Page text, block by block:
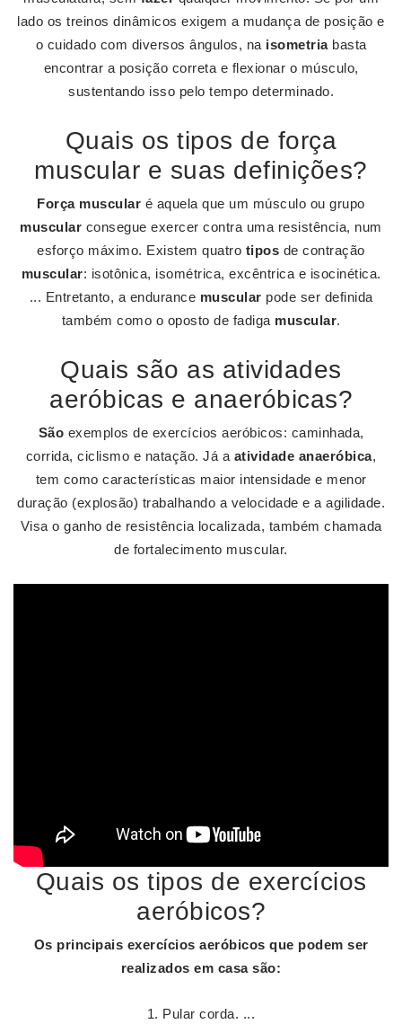
lado os treinos dinâmicos exigem a mudança de posição e
o cuidado com diversos ângulos, na isometriabasta
encontrar a posição correta e flexionar o músculo,
sustentando isso pelo tempo determinado.
Quais os tipos de força
muscular e suas definições?
Força muscular é aquela que um músculo ou grupo
muscular consegue exercer contra uma resistência, num
esforço máximo. Existem quatro tipos de contração
muscular: isotônica, isométrica, excêntrica e isocinética.
... Entretanto, a endurance muscular pode ser definida
também como o oposto de fadiga muscular.
Quais são as atividades
aeróbicas e anaeróbicas?
São exemplos de exercícios aeróbicos: caminhada,
corrida, ciclismo e natação. Já a atividade anaeróbica,
tem como características maior intensidade e menor
duração (explosão) trabalhando a velocidade e a agilidade.
Visa o ganho de resistência localizada, também chamada
de fortalecimento muscular.
Quais os tipos de exercícios
aeróbicos?
Os principais exercícios aeróbicos que podem ser
realizados em casasão:
Pular corda. ...